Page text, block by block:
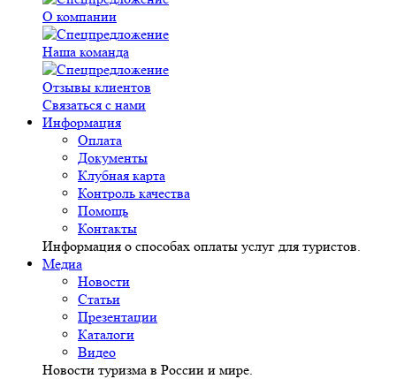
О компании
Наша команда
Отзывы клиентов
Связаться с нами
Информация
Оплата
Документы
Клубная карта
Контроль качества
Помощь
Контакты
Информация о способах оплаты услуг для туристов.
Медиа
Новости
Статьи
Презентации
Каталоги
Видео
Новости туризма в России и мире.